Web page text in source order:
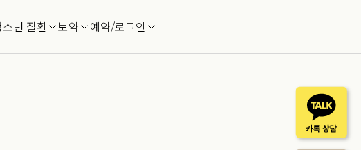
소년 질환 보약 예약/로그인